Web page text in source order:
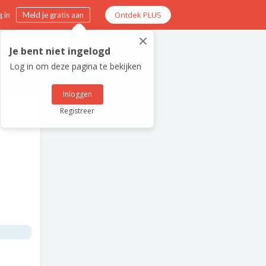
in Meld je gratis aan Ontdek PLUS
×
Je bent niet ingelogd
Log in om deze pagina te bekijken
Inloggen
Registreer